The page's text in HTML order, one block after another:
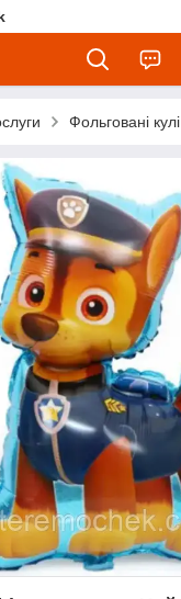
Фольговані